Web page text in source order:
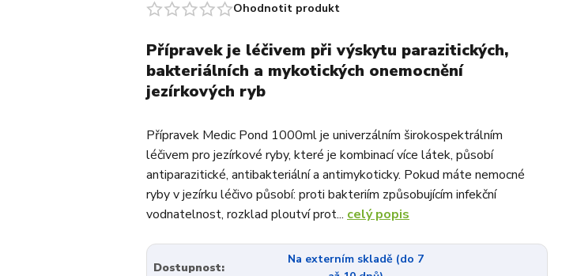
Ohodnotit produkt
Přípravek je léčivem při výskytu parazitických,
bakteriálních a mykotických onemocnění
jezírkových ryb
Přípravek Medic Pond 1000ml je univerzálním širokospektrálním
léčivem pro jezírkové ryby, které je kombinací více látek, působí
antiparazitické, antibakteriální a antimykoticky. Pokud máte nemocné
ryby v jezírku léčivo působí: proti bakteriím způsobujícím infekční
vodnatelnost, rozklad ploutví prot... celý popis
Dostupnost:
Na externím skladě (do 7